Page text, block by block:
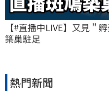
【#直播中LIVE】又見＂
築巢駐足
熱門新聞